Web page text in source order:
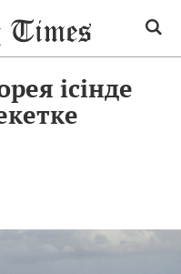
ісінде